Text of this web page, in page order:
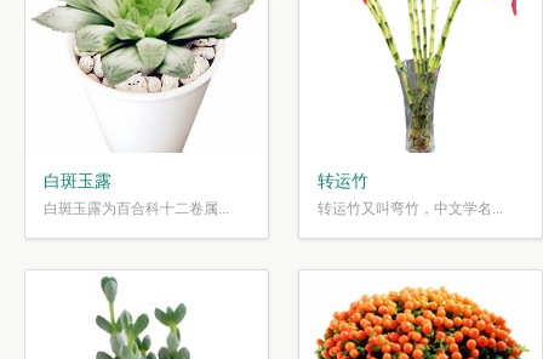
白斑玉露
白斑玉露为百合科十二卷属...
转运竹
转运竹又叫弯竹，中文学名...